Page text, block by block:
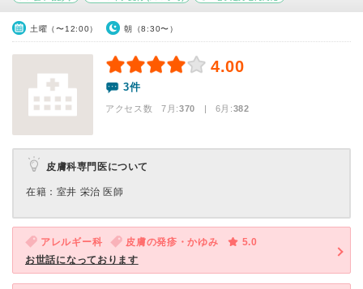
土曜（〜12:00） 朝（8:30〜）
4.00
3件
アクセス数 7月:370 | 6月:382
皮膚科専門医について
在籍：室井 栄治 医師
アレルギー科 皮膚の発疹・かゆみ
5.0
お世話になっております